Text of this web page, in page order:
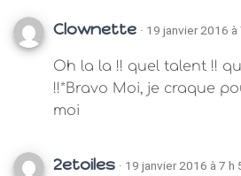
Clownette · 19 janvier 2016 à
Oh la la !! quel talent !!
!!*Bravo Moi, je craque
moi
2etoiles · 19 janvier 2016 à 7 h